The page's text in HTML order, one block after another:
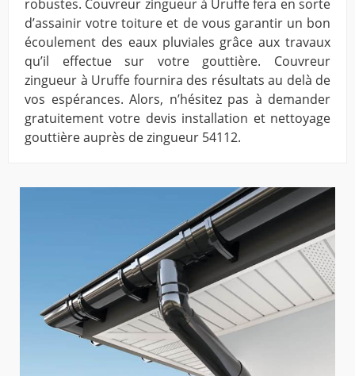
robustes. Couvreur zingueur à Uruffe fera en sorte
d’assainir votre toiture et de vous garantir un bon
écoulement des eaux pluviales grâce aux travaux
qu’il effectue sur votre gouttière. Couvreur
zingueur à Uruffe fournira des résultats au delà de
vos espérances. Alors, n’hésitez pas à demander
gratuitement votre devis installation et nettoyage
gouttière auprès de zingueur 54112.